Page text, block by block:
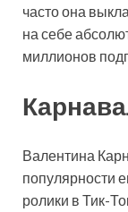
часто она
на себе
миллионов
Валентина
популярности
ролики в Тик-